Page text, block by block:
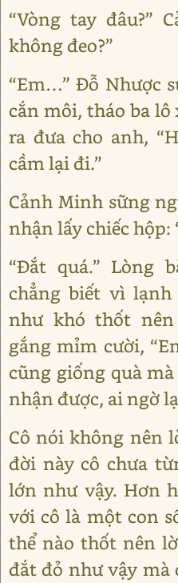
“Vòng tay đâu?”
không đeo?”
“Em…” Đỗ Nhược
cắn môi, tháo ba lô
ra đưa cho anh,
cầm lại đi.”
Cảnh Minh sững
nhận lấy chiếc hộp:
“Đắt quá.” Lòng
chẳng biết vì
như khó thốt
gắng mỉm cười,
cũng giống quà
nhận được, ai ngờ
Cô nói không nên
đời này cô chưa
lớn như vậy. Hơn
với cô là một con
thể nào thốt nên
đắt đỏ như vậy mà